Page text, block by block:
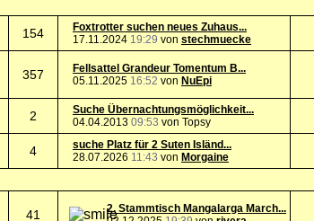
154
Foxtrotter suchen neues Zuhaus...
17.11.2024 19:29 von stechmuecke
357
Fellsattel Grandeur Tomentum B...
05.11.2025 16:52 von NuEpi
2
Suche Übernachtungsmöglichkeit...
04.04.2013 09:53 von Topsy
4
suche Platz für 2 Suten Isländ...
28.07.2026 11:43 von Morgaine
41
2. Stammtisch Mangalarga March...